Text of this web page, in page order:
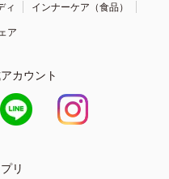
ィ
インナーケア（食品）
ア
カウント
リ